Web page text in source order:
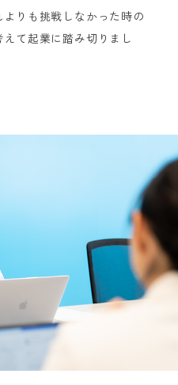
りも挑戦しなかった時の
て起業に踏み切りまし